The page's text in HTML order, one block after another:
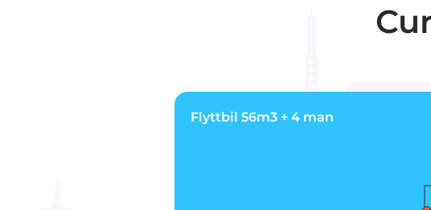
Flyttbil 56m3 + 4 man